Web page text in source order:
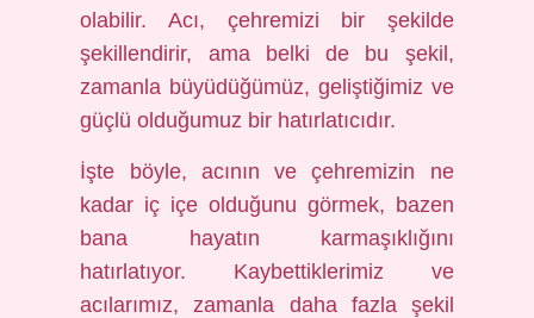
olabilir. Acı, çehremizi bir şekilde
şekillendirir, ama belki de bu şekil,
zamanla büyüdüğümüz, geliştiğimiz ve
güçlü olduğumuz bir hatırlatıcıdır.
İşte böyle, acının ve çehremizin ne
kadar iç içe olduğunu görmek, bazen
bana hayatın karmaşıklığını
hatırlatıyor. Kaybettiklerimiz ve
acılarımız, zamanla daha fazla şekil